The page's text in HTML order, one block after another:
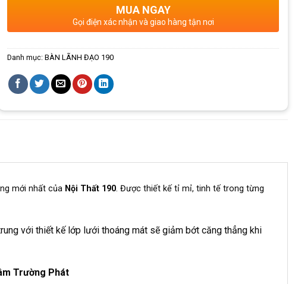
MUA NGAY
Gọi điện xác nhận và giao hàng tận nơi
Danh mục: BÀN LÃNH ĐẠO 190
mới nhất của Nội Thất 190. Được thiết kế tỉ mỉ, tinh tế trong từng
với thiết kế lớp lưới thoáng mát sẽ giảm bớt căng thẳng khi
Trường Phát